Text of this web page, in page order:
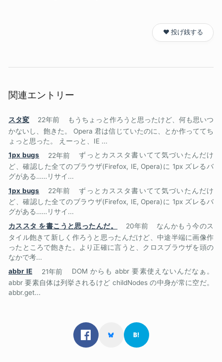
❤️ 投げ銭する
関連エントリー
スタ変 22年前
もうちょっと作ろうと思ったけど、何も思いつ
かないし、飽きた。 Opera 君は信じていたのに、とか作っててち
ょっと思った。 えーっと、IE ...
1px bugs
22年前
ずっとカススタ書いてて気づいたんだけ
ど、確認した全てのブラウザ(Firefox, IE, Opera)に 1px ズレるバ
グがある……リサイ...
1px bugs
22年前
ずっとカススタ書いてて気づいたんだけ
ど、確認した全てのブラウザ(Firefox, IE, Opera)に 1px ズレるバ
グがある……リサイ...
カススタ を書こうと思ったんだ。
20年前
なんかもう今のス
タイル飽きて新しく作ろうと思ったんだけど、中途半端に画像作
ったところで飽きた。より正確に言うと、クロスブラウザを頭の
なかで考...
abbr IE
21年前
DOM からも abbr 要素使えないんだなぁ。
abbr 要素自体は列挙されるけど childNodes の中身が常に空だ。
abbr.get...